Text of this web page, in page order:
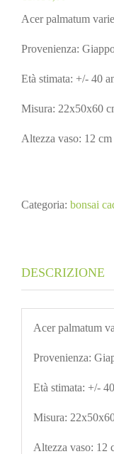
Acer palmatum
Provenienza:
Età stimata: +/- 40
Misura: 22x50x60
Altezza vaso: 12 cm
Categoria: bonsai
DESCRIZIONE
Acer palmatum
Provenienza:
Età stimata: +/-
Misura:
Altezza vaso: 12